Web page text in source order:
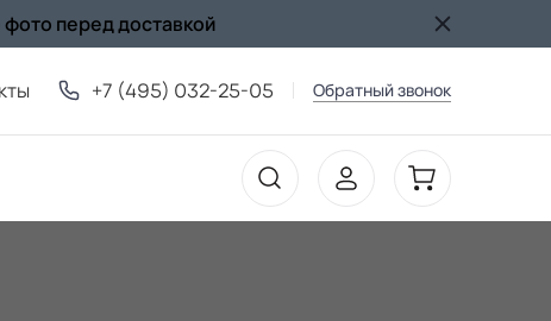
перед доставкой
+7 (495) 032-25-05 Обратный звонок